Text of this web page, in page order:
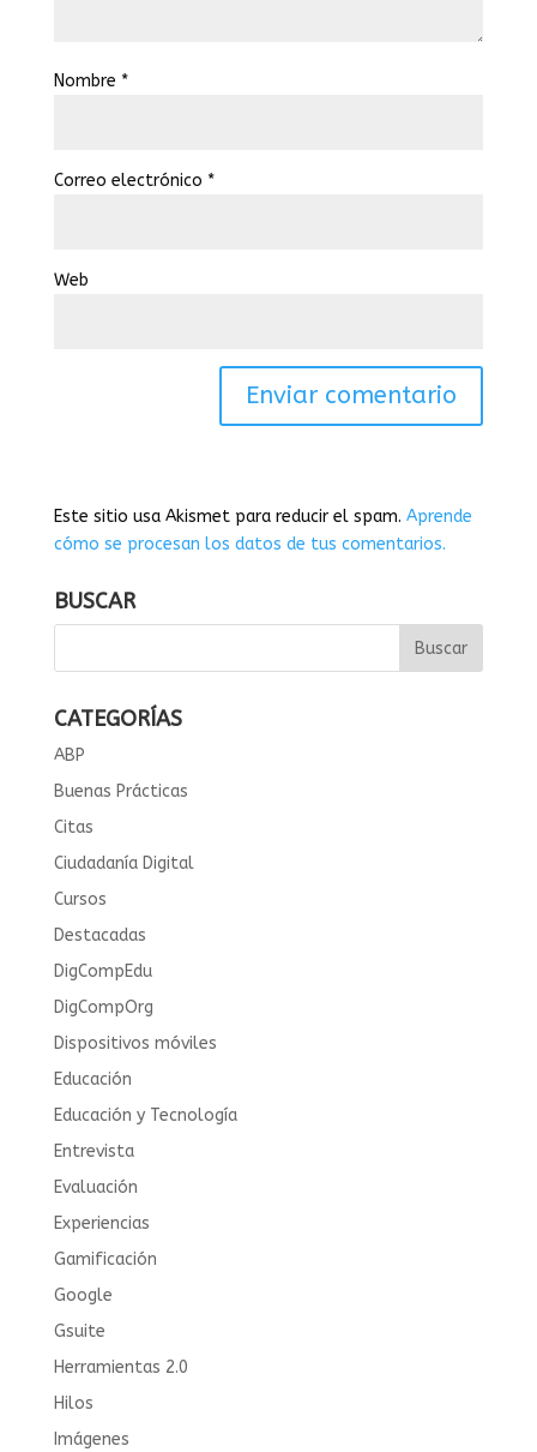
Nombre *
Correo electrónico *
Web
Este sitio usa Akismet para reducir el spam. Aprende
cómo se procesan los datos de tus comentarios.
BUSCAR
CATEGORÍAS
ABP
Buenas Prácticas
Citas
Ciudadanía Digital
Cursos
Destacadas
DigCompEdu
DigCompOrg
Dispositivos móviles
Educación
Educación y Tecnología
Entrevista
Evaluación
Experiencias
Gamificación
Google
Gsuite
Herramientas 2.0
Hilos
Imágenes